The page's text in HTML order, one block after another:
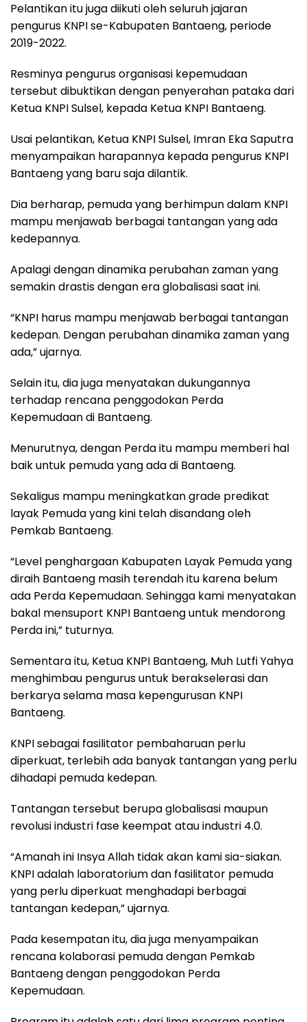
k
p
m
Pelantikan itu juga diikuti oleh seluruh jajaran
pengurus KNPI se-Kabupaten Bantaeng, periode
2019-2022.
Resminya pengurus organisasi kepemudaan
tersebut dibuktikan dengan penyerahan pataka dari
Ketua KNPI Sulsel, kepada Ketua KNPI Bantaeng.
Usai pelantikan, Ketua KNPI Sulsel, Imran Eka Saputra
menyampaikan harapannya kepada pengurus KNPI
Bantaeng yang baru saja dilantik.
Dia berharap, pemuda yang berhimpun dalam KNPI
mampu menjawab berbagai tantangan yang ada
kedepannya.
Apalagi dengan dinamika perubahan zaman yang
semakin drastis dengan era globalisasi saat ini.
“KNPI harus mampu menjawab berbagai tantangan
kedepan. Dengan perubahan dinamika zaman yang
ada,” ujarnya.
Selain itu, dia juga menyatakan dukungannya
terhadap rencana penggodokan Perda
Kepemudaan di Bantaeng.
Menurutnya, dengan Perda itu mampu memberi hal
baik untuk pemuda yang ada di Bantaeng.
Sekaligus mampu meningkatkan grade predikat
layak Pemuda yang kini telah disandang oleh
Pemkab Bantaeng.
“Level penghargaan Kabupaten Layak Pemuda yang
diraih Bantaeng masih terendah itu karena belum
ada Perda Kepemudaan. Sehingga kami menyatakan
bakal mensuport KNPI Bantaeng untuk mendorong
Perda ini,” tuturnya.
Sementara itu, Ketua KNPI Bantaeng, Muh Lutfi Yahya
menghimbau pengurus untuk berakselerasi dan
berkarya selama masa kepengurusan KNPI
Bantaeng.
KNPI sebagai fasilitator pembaharuan perlu
diperkuat, terlebih ada banyak tantangan yang perlu
dihadapi pemuda kedepan.
Tantangan tersebut berupa globalisasi maupun
revolusi industri fase keempat atau industri 4.0.
“Amanah ini Insya Allah tidak akan kami sia-siakan.
KNPI adalah laboratorium dan fasilitator pemuda
yang perlu diperkuat menghadapi berbagai
tantangan kedepan,” ujarnya.
Pada kesempatan itu, dia juga menyampaikan
rencana kolaborasi pemuda dengan Pemkab
Bantaeng dengan penggodokan Perda
Kepemudaan.